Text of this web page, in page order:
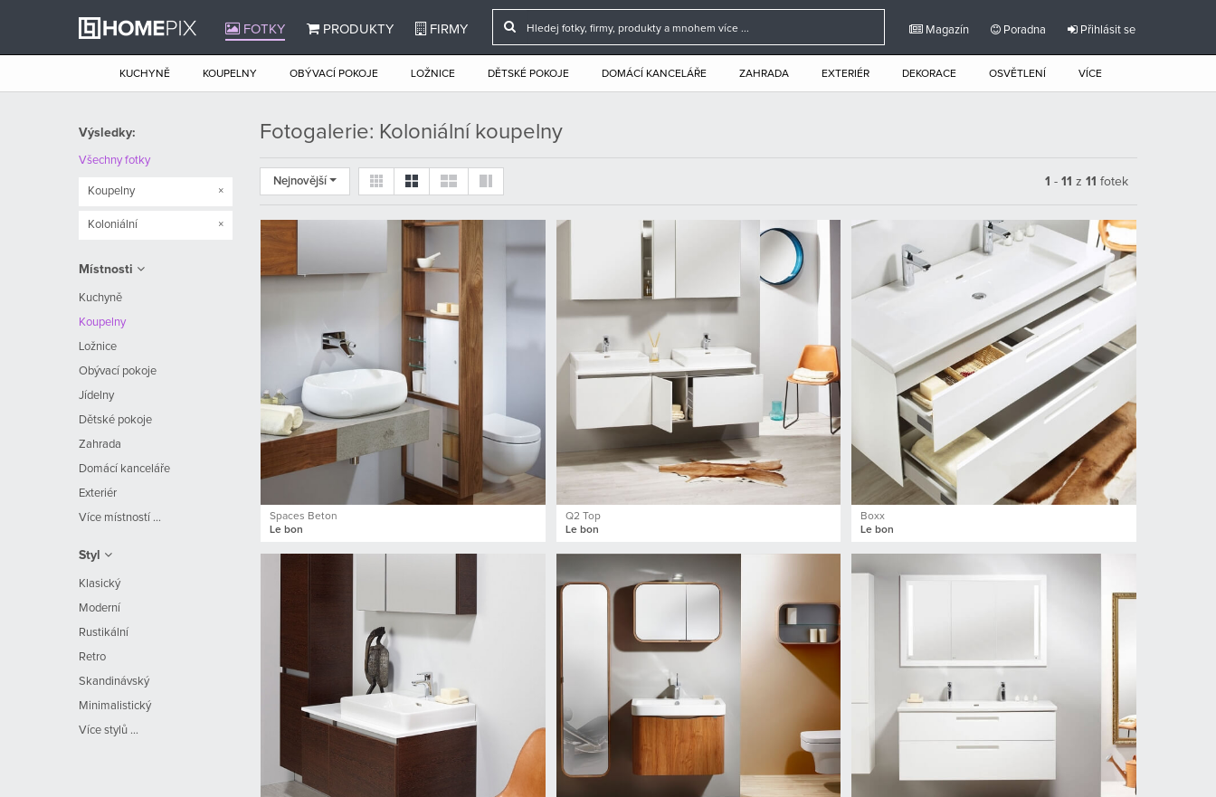
FOTKY PRODUKTY FIRMY Magazín Poradna Přihlásit se
KUCHYNĚ KOUPELNY OBÝVACÍ POKOJE LOŽNICE DĚTSKÉ POKOJE DOMÁCÍ KANCELÁŘE ZAHRADA EXTERIÉR DEKORACE OSVĚTLENÍ VÍCE
Výsledky:
Všechny fotky
Koupelny ×
Koloniální ×
Místnosti
Kuchyně
Koupelny
Ložnice
Obývací pokoje
Jídelny
Dětské pokoje
Zahrada
Domácí kanceláře
Exteriér
Více místností ...
Styl
Klasický
Moderní
Rustikální
Retro
Skandinávský
Minimalistický
Více stylů ...
Fotogalerie: Koloniální koupelny
Nejnovější 1 - 11 z 11 fotek
Spaces Beton
Le bon
Q2 Top
Le bon
Boxx
Le bon